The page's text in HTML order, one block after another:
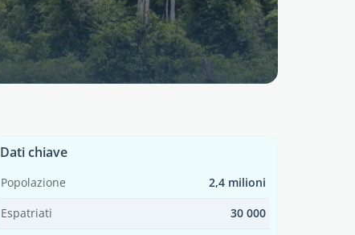
Dati chiave
Popolazione 2,4 milioni
Espatriati 30 000